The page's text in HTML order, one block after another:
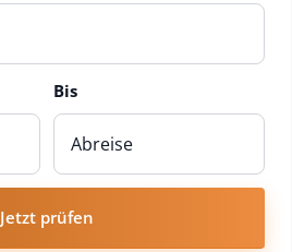
Bis
Jetzt prüfen